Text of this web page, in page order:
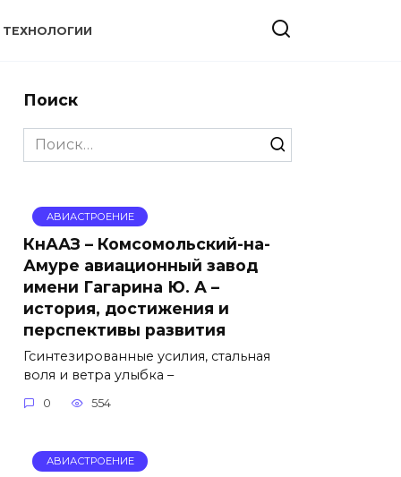
ТЕХНОЛОГИИ
Поиск
Search
for:
АВИАСТРОЕНИЕ
КнААЗ – Комсомольский-на-
Амуре авиационный завод
имени Гагарина Ю. А –
история, достижения и
перспективы развития
Гсинтезированные усилия, стальная
воля и ветра улыбка –
0 554
АВИАСТРОЕНИЕ